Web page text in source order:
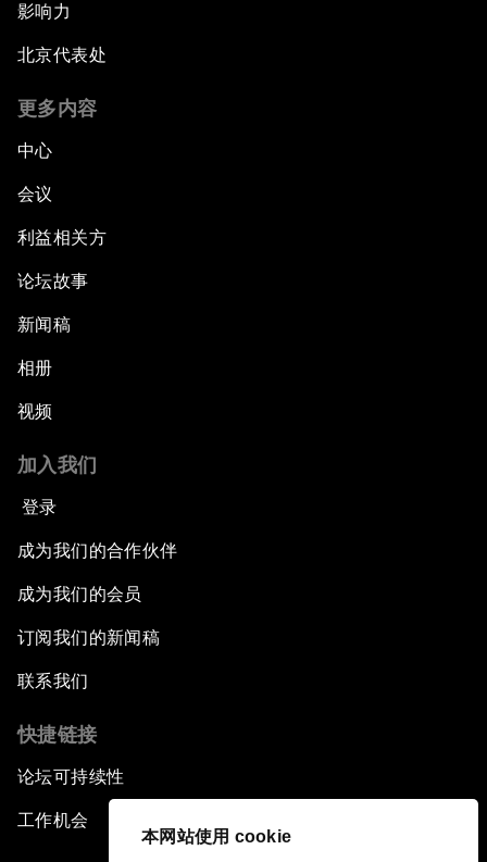
本网站使用 cookie
影响力
北京代表处
更多内容
中心
会议
利益相关方
论坛故事
新闻稿
相册
视频
加入我们
登录
成为我们的合作伙伴
成为我们的会员
订阅我们的新闻稿
联系我们
快捷链接
论坛可持续性
工作机会